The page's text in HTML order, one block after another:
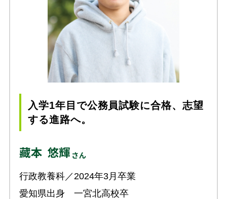
入学1年目で公務員試験に合格、志望
する進路へ。
行政教養科／2024年3月卒業
愛知県出身 一宮北高校卒